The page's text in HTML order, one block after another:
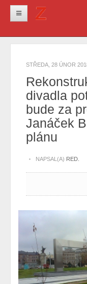
Kultura
Info z města
Pro ženy
Ostatní
STŘEDA, 28 ÚNOR
divadla
bude za
Janáček
plánu
NAPSAL(A) RED.